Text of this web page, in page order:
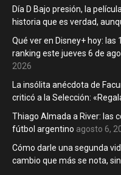
Día D Bajo presión, la
historia que es verdad,
Qué ver en Disney+ hoy: las
ranking este jueves 6 de
2026
La insólita anécdota de
criticó a la Selección:
Thiago Almada a River: las
fútbol argentino agosto 6,
Cómo darle una segunda
cambio que más se nota,